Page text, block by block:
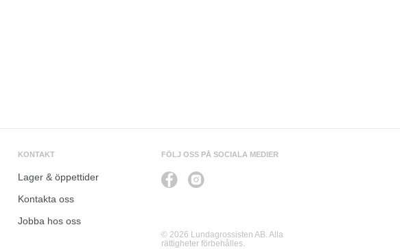
KONTAKT
Lager & öppettider
Kontakta oss
Jobba hos oss
FÖLJ OSS PÅ SOCIALA MEDIER
© 2026 Lundagrossisten AB. Alla
rättigheter förbehålles.